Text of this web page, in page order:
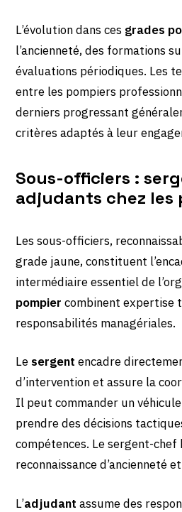
L’évolution dans ces grades
l’ancienneté, des formations
évaluations périodiques. Les
entre les pompiers
derniers progressant
critères adaptés à leur
Sous-officiers :
adjudants chez les
Les sous-officiers,
grade jaune, constituent
intermédiaire essentiel de
pompier combinent expertise
responsabilités managériales.
Le sergent encadre
d’intervention et assure la
Il peut commander un
prendre des décisions
compétences. Le sergent-chef
reconnaissance d’ancienneté
L’adjudant assume des